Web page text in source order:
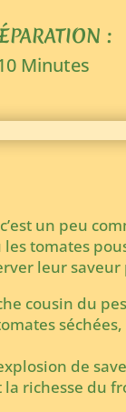
:
Minutes
un peu
tomates
leur saveur
cousin du
de
richesse du